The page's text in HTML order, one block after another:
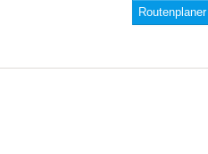
Routenplaner